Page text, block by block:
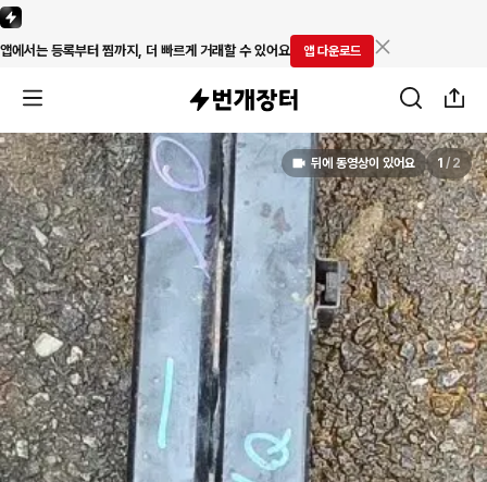
앱에서는 등록부터 찜까지, 더 빠르게 거래할 수 있어요 앱 다운로드
뒤에 동영상이 있어요 1 / 2